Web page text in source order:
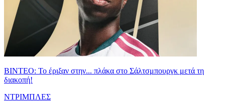
ΒΙΝΤΕΟ: Το έριξαν στην... πλάκα στο Σάλτσμπουργκ μετά τη
διακοπή!
ΝΤΡΙΜΠΛΕΣ